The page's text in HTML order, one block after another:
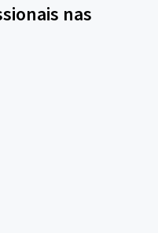
nas